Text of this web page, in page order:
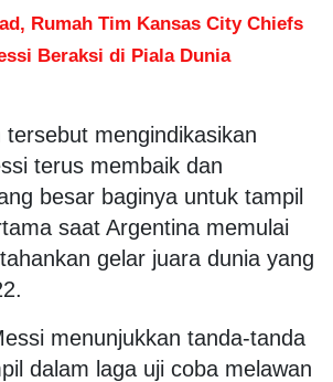
Rumah Tim Kansas City Chiefs
Beraksi di Piala Dunia
tersebut mengindikasikan
terus membaik dan
besar baginya untuk tampil
saat Argentina memulai
gelar juara dunia yang
menunjukkan tanda-tanda
dalam laga uji coba melawan